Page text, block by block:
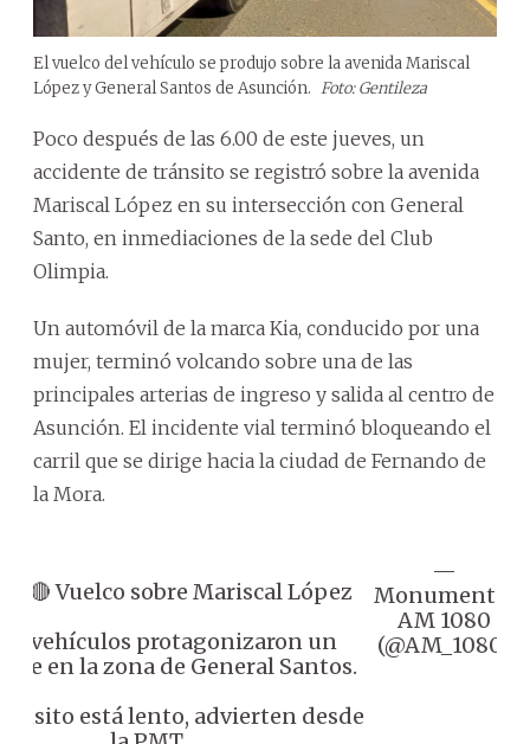
El vuelco del vehículo se produjo sobre la avenida Mariscal
López y General Santos de Asunción. Foto: Gentileza
Poco después de las 6.00 de este jueves, un
accidente de tránsito se registró sobre la avenida
Mariscal López en su intersección con General
Santo, en inmediaciones de la sede del Club
Olimpia.
Un automóvil de la marca Kia, conducido por una
mujer, terminó volcando sobre una de las
principales arterias de ingreso y salida al centro de
Asunción. El incidente vial terminó bloqueando el
carril que se dirige hacia la ciudad de Fernando de
la Mora.
🔴 Vuelco sobre Mariscal López
vehículos protagonizaron un
en la zona de General Santos.
tránsito está lento, advierten desde
—
Monumental
AM 1080
(@AM_1080)